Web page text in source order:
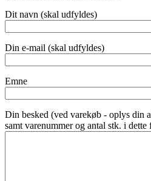
Dit navn (skal udfyldes)
Din e-mail (skal udfyldes)
Emne
Din besked (ved varekøb - oplys din
samt varenummer og antal stk. i dette